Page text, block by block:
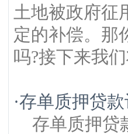
土地被政府征
定的补偿。那
吗?接下来我
·存单质押贷
存单质押贷